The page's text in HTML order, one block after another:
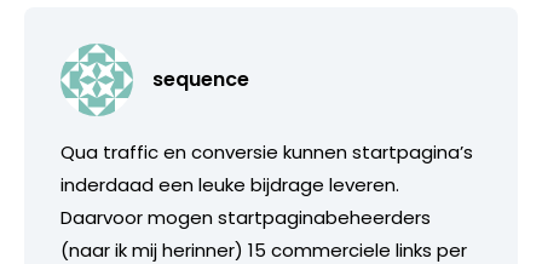
sequence
Qua traffic en conversie kunnen startpagina’s
inderdaad een leuke bijdrage leveren.
Daarvoor mogen startpaginabeheerders
(naar ik mij herinner) 15 commerciele links per